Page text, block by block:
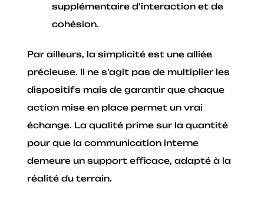
supplémentaire d’interaction et de
cohésion.
Par ailleurs, la simplicité est une alliée
précieuse. Il ne s’agit pas de multiplier les
dispositifs mais de garantir que chaque
action mise en place permet un vrai
échange. La qualité prime sur la quantité
pour que la communication interne
demeure un support efficace, adapté à la
réalité du terrain.